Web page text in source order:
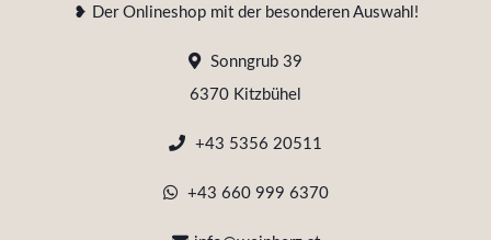
❥ Der Onlineshop mit der besonderen Auswahl!
Sonngrub 39
6370 Kitzbühel
+43 5356 20511
+43 660 999 6370